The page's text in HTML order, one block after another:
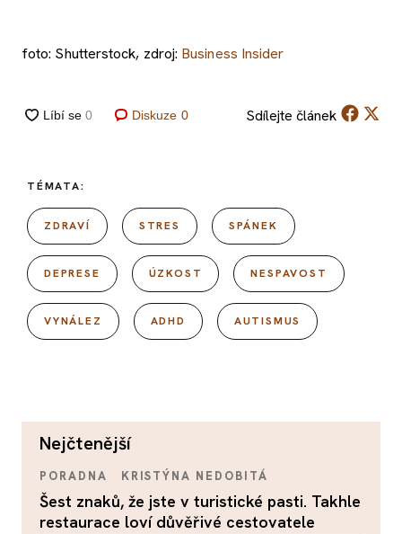
foto: Shutterstock, zdroj: Business Insider
Diskuze 0 Sdílejte článek
TÉMATA:
ZDRAVÍ STRES SPÁNEK
DEPRESE ÚZKOST NESPAVOST
VYNÁLEZ ADHD AUTISMUS
nejčtenější
PORADNA KRISTÝNA NEDOBITÁ
Šest znaků, že jste v turistické pasti. Takhle
restaurace loví důvěřivé cestovatele